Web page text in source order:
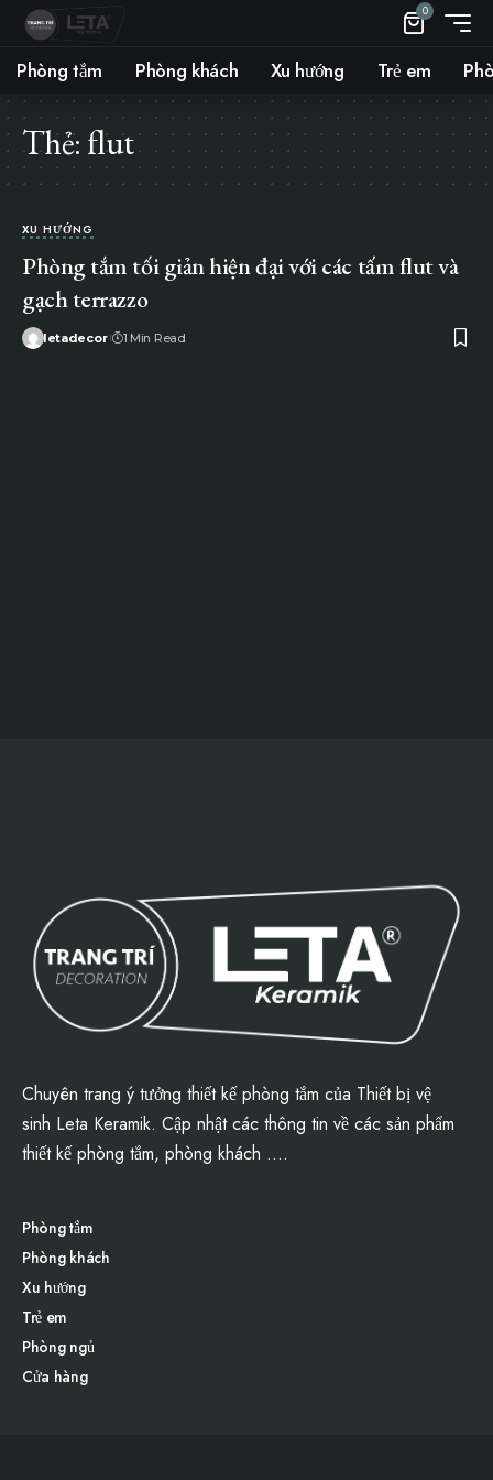
0
Phòng tắm Phòng khách Xu hướng Trẻ em
Thẻ: flut
XU HƯỚNG
Phòng tắm tối giản hiện đại với các tấm flut và
gạch terrazzo
letadecor 1 Min Read
Chuyên trang ý tưởng thiết kế phòng tắm của Thiết bị vệ
sinh Leta Keramik. Cập nhật các thông tin về các sản phẩm
thiết kế phòng tắm, phòng khách ….
Phòng tắm
Phòng khách
Xu hướng
Trẻ em
Phòng ngủ
Cửa hàng